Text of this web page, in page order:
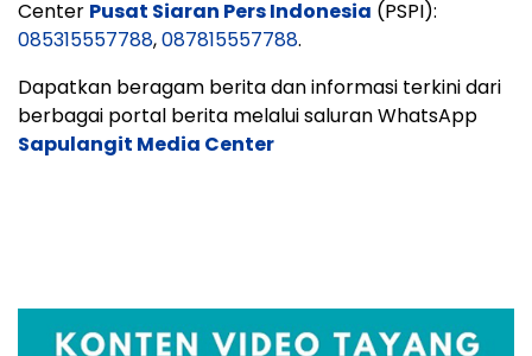
Center Pusat Siaran Pers Indonesia (PSPI):
085315557788,087815557788.
Dapatkan beragam berita dan informasi terkini dari
berbagai portal berita melalui saluran WhatsApp
Sapulangit Media Center